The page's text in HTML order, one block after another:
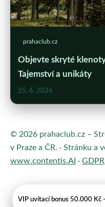
prahaclub.cz
Objevte skryté
Tajemství a unikáty
25. 6. 2026
© 2026 prahaclub.cz –
v Praze a ČR. · Stránku a
www.contentis.AI · GDPR